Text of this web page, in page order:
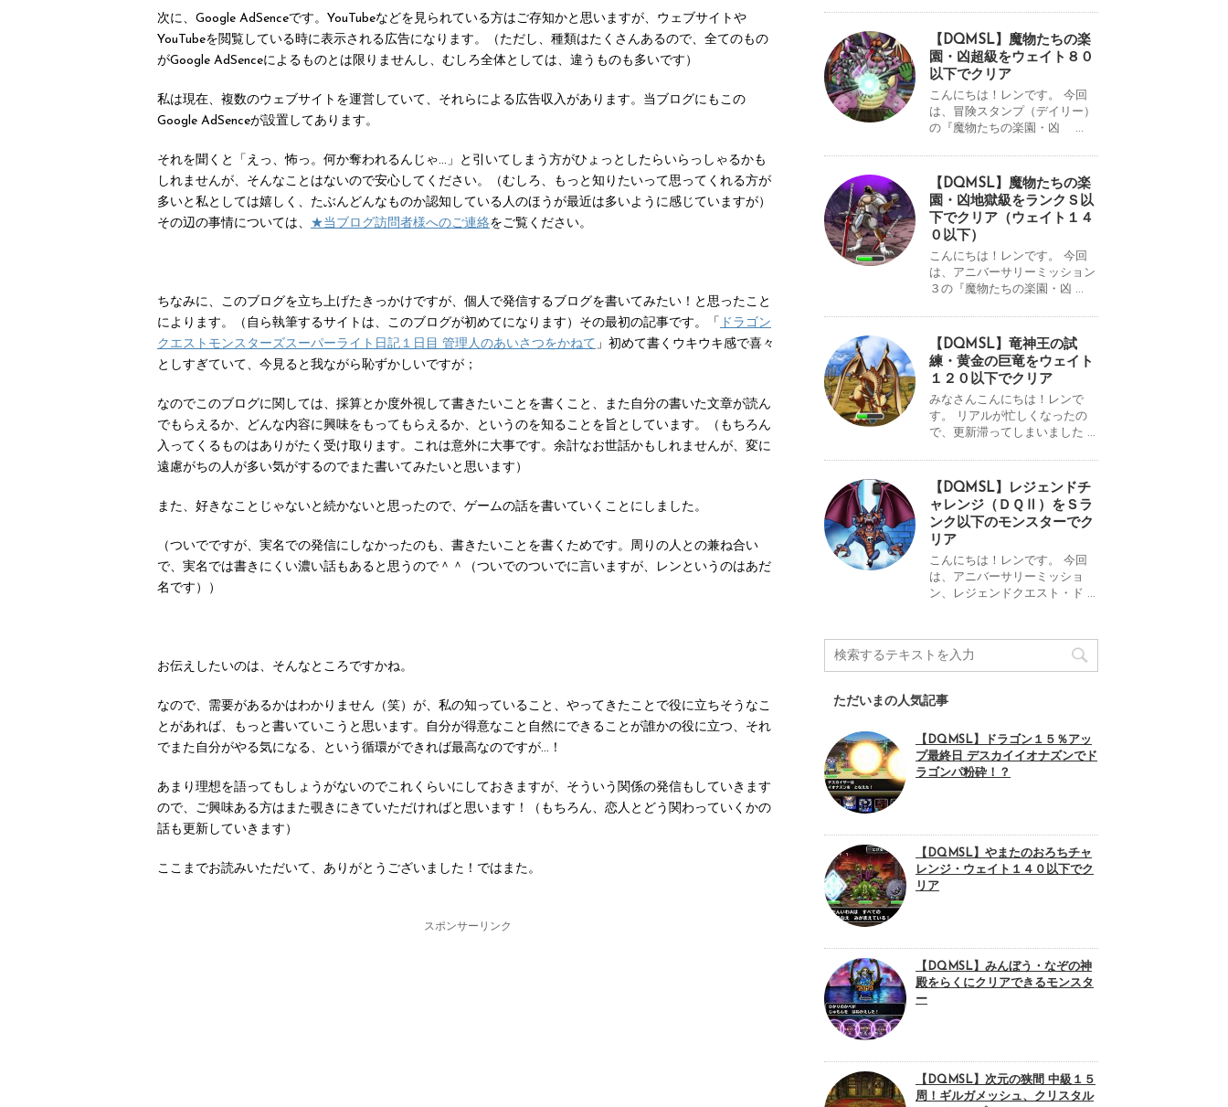
次に、Google AdSenceです。YouTubeなどを見られている方はご存知かと思いますが、ウェブサイトや
YouTubeを閲覧している時に表示される広告になります。（ただし、種類はたくさんあるので、全てのもの
がGoogle AdSenceによるものとは限りませんし、むしろ全体としては、違うものも多いです）
私は現在、複数のウェブサイトを運営していて、それらによる広告収入があります。当ブログにもこの
Google AdSenceが設置してあります。
それを聞くと「えっ、怖っ。何か奪われるんじゃ…」と引いてしまう方がひょっとしたらいらっしゃるかも
しれませんが、そんなことはないので安心してください。（むしろ、もっと知りたいって思ってくれる方が
多いと私としては嬉しく、たぶんどんなものか認知している人のほうが最近は多いように感じていますが）
その辺の事情については、 ★当ブログ訪問者様へのご連絡をご覧ください。
ちなみに、このブログを立ち上げたきっかけですが、個人で発信するブログを書いてみたい！と思ったこと
によります。（自ら執筆するサイトは、このブログが初めてになります）その最初の記事です。「
ドラゴン
クエストモンスターズスーパーライト日記１日目 管理人のあいさつをかねて 」初めて書くウキウキ感で喜々
としすぎていて、今見ると我ながら恥ずかしいですが；
なのでこのブログに関しては、採算とか度外視して書きたいことを書くこと、また自分の書いた文章が読ん
でもらえるか、どんな内容に興味をもってもらえるか、というのを知ることを旨としています。（もちろん
入ってくるものはありがたく受け取ります。これは意外に大事です。余計なお世話かもしれませんが、変に
遠慮がちの人が多い気がするのでまた書いてみたいと思います）
また、好きなことじゃないと続かないと思ったので、ゲームの話を書いていくことにしました。
（ついでですが、実名での発信にしなかったのも、書きたいことを書くためです。周りの人との兼ね合い
で、実名では書きにくい濃い話もあると思うので＾＾（ついでのついでに言いますが、レンというのはあだ
名です））
お伝えしたいのは、そんなところですかね。
なので、需要があるかはわかりません（笑）が、私の知っていること、やってきたことで役に立ちそうなこ
とがあれば、もっと書いていこうと思います。自分が得意なこと自然にできることが誰かの役に立つ、それ
でまた自分がやる気になる、という循環ができれば最高なのですが…！
あまり理想を語ってもしょうがないのでこれくらいにしておきますが、そういう関係の発信もしていきます
ので、ご興味ある方はまた覗きにきていただければと思います！（もちろん、恋人とどう関わっていくかの
話も更新していきます）
ここまでお読みいただいて、ありがとうございました！ではまた。
スポンサーリンク
【DQMSL】魔物たちの楽
園・凶超級をウェイト８０
以下でクリア
こんにちは！レンです。 今回
は、冒険スタンプ（デイリー）
の『魔物たちの楽園・凶 ...
【DQMSL】魔物たちの楽
園・凶地獄級をランクＳ以
下でクリア（ウェイト１４
０以下）
こんにちは！レンです。 今回
は、アニバーサリーミッション
３の『魔物たちの楽園・凶 ...
【DQMSL】竜神王の試
練・黄金の巨竜をウェイト
１２０以下でクリア
みなさんこんにちは！レンで
す。 リアルが忙しくなったの
で、更新滞ってしまいました ...
【DQMSL】レジェンドチ
ャレンジ（ＤＱⅡ）をＳラ
ンク以下のモンスターでク
リア
こんにちは！レンです。 今回
は、アニバーサリーミッショ
ン、レジェンドクエスト・ド ...
ただいまの人気記事
【DQMSL】ドラゴン１５％アッ
プ最終日 デスカイイオナズンでド
ラゴンパ粉砕！？
【DQMSL】やまたのおろちチャ
レンジ・ウェイト１４０以下でク
リア
【DQMSL】みんぼう・なぞの神
殿をらくにクリアできるモンスタ
ー
【DQMSL】次元の狭間 中級１５
周！ギルガメッシュ、クリスタル